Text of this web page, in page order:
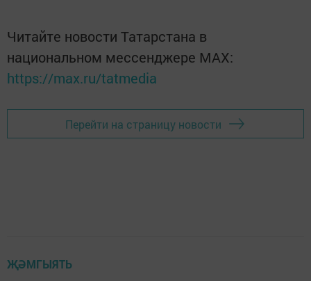
Читайте новости Татарстана в
национальном мессенджере MАХ:
https://max.ru/tatmedia
Перейти на страницу новости
ҖӘМГЫЯТЬ